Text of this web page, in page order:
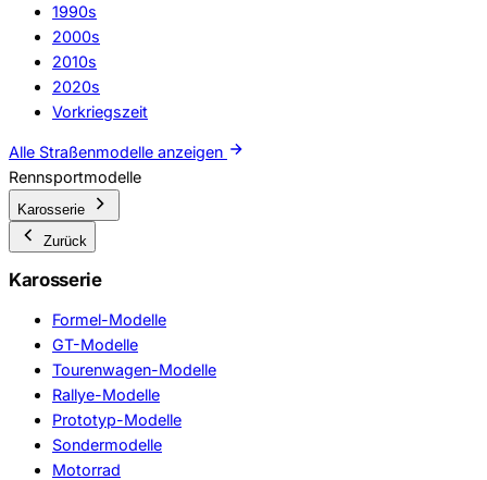
1990s
2000s
2010s
2020s
Vorkriegszeit
Alle Straßenmodelle anzeigen
Rennsportmodelle
Karosserie
Zurück
Karosserie
Formel-Modelle
GT-Modelle
Tourenwagen-Modelle
Rallye-Modelle
Prototyp-Modelle
Sondermodelle
Motorrad